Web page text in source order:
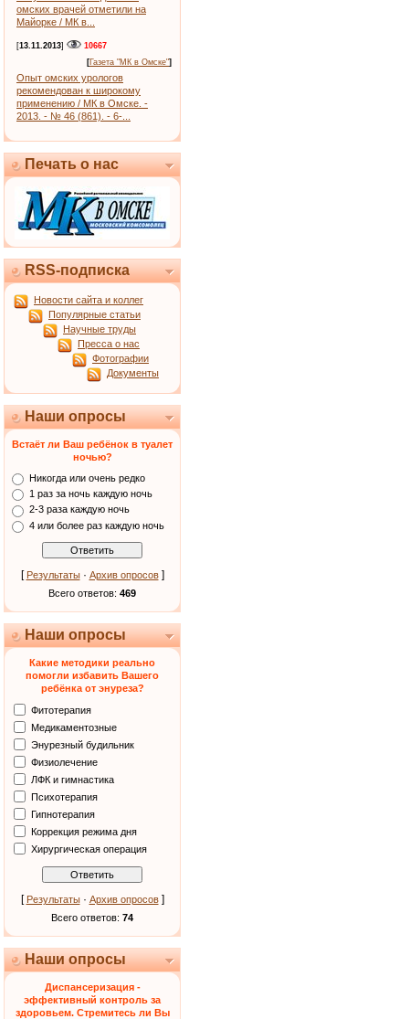
омских врачей отметили на
Майорке / МК в...
[13.11.2013]
10667
[Газета "МК в Омске"]
Опыт омских урологов
рекомендован к широкому
применению / МК в Омске. -
2013. - № 46 (861). - 6-...
Печать о нас
RSS-подписка
Новости сайта и коллег
Популярные статьи
Научные труды
Пресса о нас
Фотографии
Документы
Наши опросы
Встаёт ли Ваш ребёнок в туалет
ночью?
Никогда или очень редко
1 раз за ночь каждую ночь
2-3 раза каждую ночь
4 или более раз каждую ночь
[ Результаты· Архив опросов]
Всего ответов: 469
Наши опросы
Какие методики реально
помогли избавить Вашего
ребёнка от энуреза?
Фитотерапия
Медикаментозные
Энурезный будильник
Физиолечение
ЛФК и гимнастика
Психотерапия
Гипнотерапия
Коррекция режима дня
Хирургическая операция
[ Результаты· Архив опросов]
Всего ответов: 74
Наши опросы
Диспансеризация -
эффективный контроль за
здоровьем. Стремитесь ли Вы